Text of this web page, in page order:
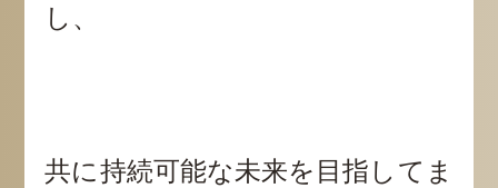
し、
共に持続可能な未来を目指してま